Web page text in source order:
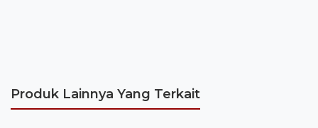
Produk Lainnya Yang Terkait